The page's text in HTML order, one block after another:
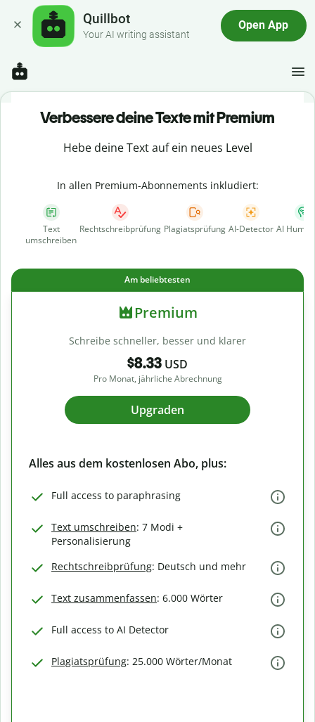
Quillbot
Your AI writing assistant
Open App
Verbessere deine Texte mit Premium
Hebe deine Text auf ein neues Level
In allen Premium-Abonnements inkludiert:
Text
umschreiben
Rechtschreibprüfung Plagiatsprüfung AI-Detector AI
Am beliebtesten
Premium
Schreibe schneller, besser und klarer
$8.33 USD
Pro Monat, jährliche Abrechnung
Upgraden
Alles aus dem kostenlosen Abo, plus:
Full access to paraphrasing
Text umschreiben: 7 Modi +
Personalisierung
Rechtschreibprüfung: Deutsch und mehr
Text zusammenfassen: 6.000 Wörter
Full access to AI Detector
Plagiatsprüfung: 25.000 Wörter/Monat